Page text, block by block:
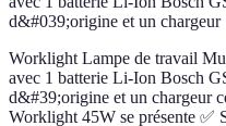
Worklight Lampe de travail
avec 1 batterie Li-Ion Bosch
d&#39;origine et un chargeur
Worklight 45W se présente ✅